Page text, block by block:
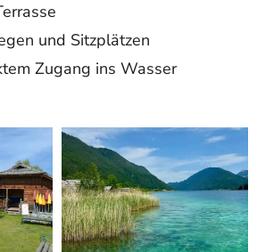
und Sitzplätzen
Zugang ins Wasser